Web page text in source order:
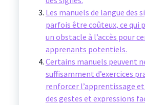
Les manuels de langue des
parfois être coûteux, ce qui
un obstacle à l’accès pour
apprenants potentiels.
Certains manuels peuvent
suffisamment d’exercices
renforcer l’apprentissage
des gestes et expressions